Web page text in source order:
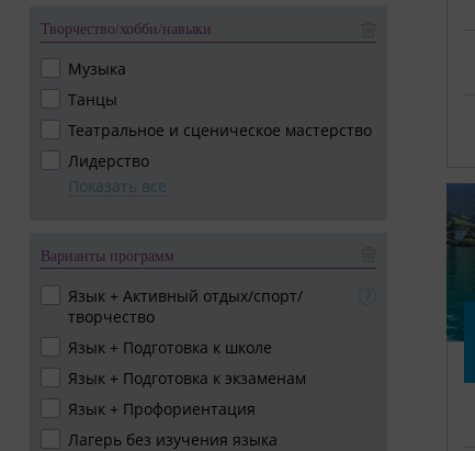
Творчество/хобби/навыки
Музыка
Танцы
Театральное и сценическое мастерство
Лидерство
Показать все
Варианты программ
Язык + Активный отдых/спорт/
творчество
Язык + Подготовка к школе
Язык + Подготовка к экзаменам
Язык + Профориентация
Лагерь без изучения языка